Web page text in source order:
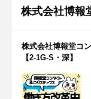
株式会社博報
株式会社博報堂コ
【2-1G-S・深】